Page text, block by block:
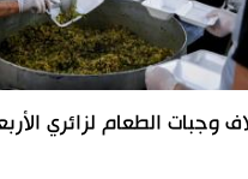
وجبات الطعام لزائري